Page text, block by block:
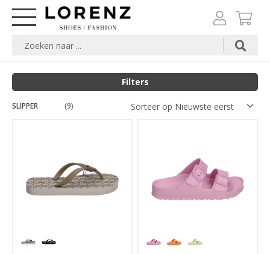
Filters
Merk
SLIPPER (9)